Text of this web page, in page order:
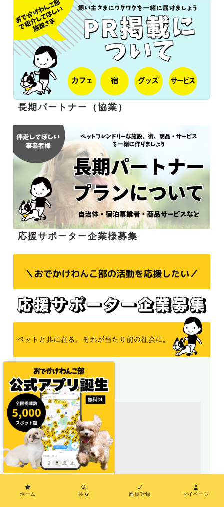
長期パートナー（協業）
応援サポーター企業様募集
＼地図で探せる／
ホーム 検索 部員登録 マイページ